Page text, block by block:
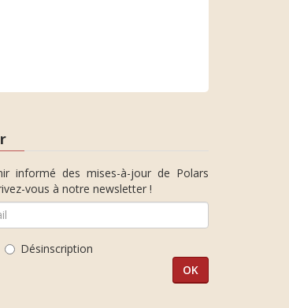
informé des mises-à-jour de Polars
vous à notre newsletter !
Désinscription